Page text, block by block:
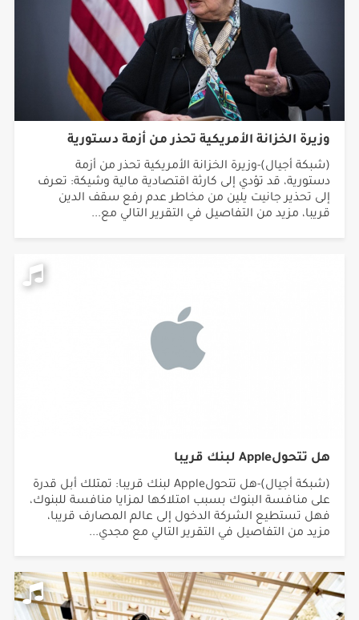
وزيرة الخزانة الأمريكية تحذر من أزمة دستورية
(شبكة أجيال)-وزيرة الخزانة الأمريكية تحذر من أزمة
دستورية، قد تؤدي إلى كارثة اقتصادية مالية وشيكة: تعرف
إلى تحذير جانيت يلين من مخاطر عدم رفع سقف الدين
قريبا، مزيد من التفاصيل في التقرير التالي مع...
هل تتحولApple لبنك قريبا
(شبكة أجيال)-هل تتحولApple لبنك قريبا: تمتلك أبل قدرة
على منافسة البنوك بسبب امتلاكها لمزايا منافسة للبنوك،
فهل تستطيع الشركة الدخول إلى عالم المصارف قريبا،
مزيد من التفاصيل في التقرير التالي مع مجدي...